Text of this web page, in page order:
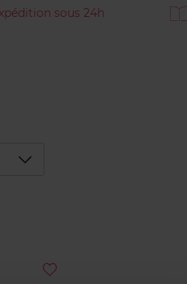
sous 24h
Déplier